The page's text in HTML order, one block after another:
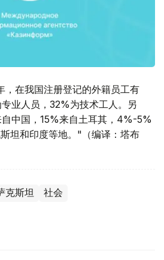
，在我国注册登记的外籍员工有
业人员，32%为技术工人。另
中国，15%来自土耳其，4%-5%
坦和印度等地。"（编译：塔布
克斯坦 社会